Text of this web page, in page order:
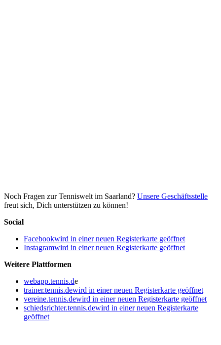
Noch Fragen zur Tenniswelt im Saarland? Unsere Geschäftsstelle
freut sich, Dich unterstützen zu können!
Social
Facebookwird in einer neuen Registerkarte geöffnet
Instagramwird in einer neuen Registerkarte geöffnet
Weitere Plattformen
webapp.tennis.de
trainer.tennis.dewird in einer neuen Registerkarte geöffnet
vereine.tennis.dewird in einer neuen Registerkarte geöffnet
schiedsrichter.tennis.dewird in einer neuen Registerkarte
geöffnet